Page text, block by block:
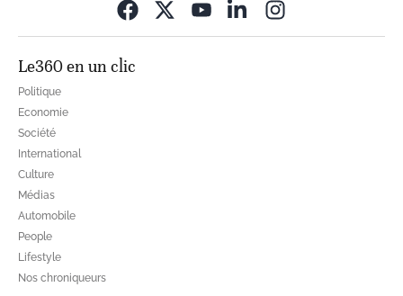
Le360 en un clic
Politique
Economie
Société
International
Culture
Médias
Automobile
People
Lifestyle
Nos chroniqueurs